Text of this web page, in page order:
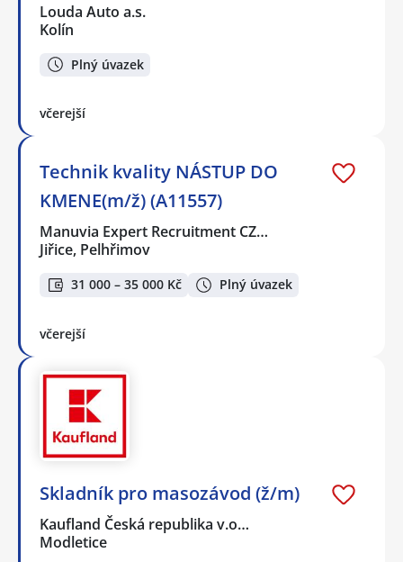
Louda Auto a.s.
Kolín
Plný úvazek
včerejší
Technik kvality NÁSTUP DO
KMENE(m/ž) (A11557)
Manuvia Expert Recruitment CZ…
Jiřice, Pelhřimov
31 000 – 35 000 Kč Plný úvazek
včerejší
Skladník pro masozávod (ž/m)
Kaufland Česká republika v.o…
Modletice